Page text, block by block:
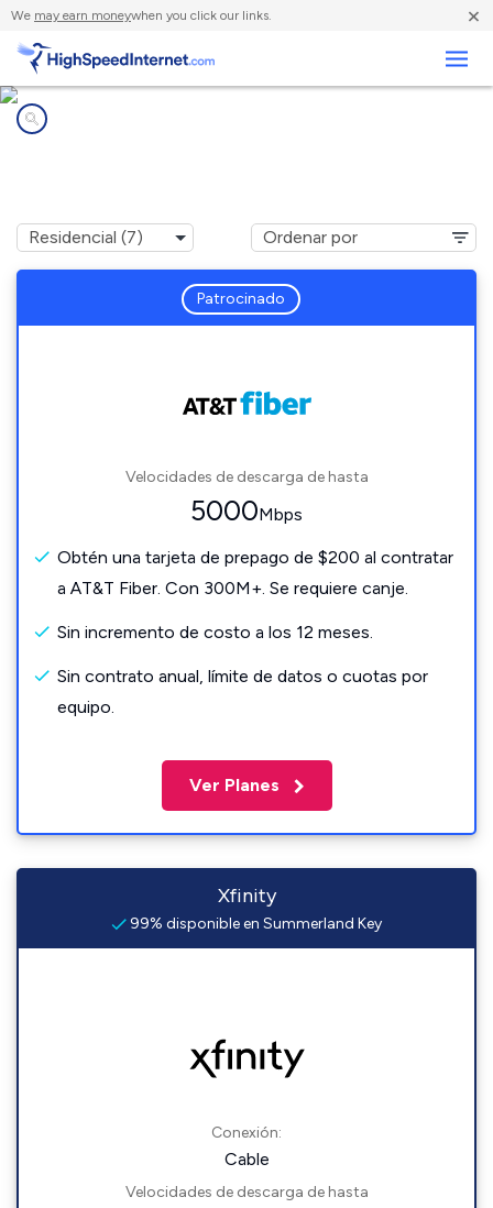
We may earn moneywhen you click our links. ×
Patrocinado
Velocidades de descarga de hasta
5000Mbps
Obtén una tarjeta de prepago de $200 al contratar
a AT&T Fiber. Con 300M+. Se requiere canje.
Sin incremento de costo a los 12 meses.
Sin contrato anual, límite de datos o cuotas por
equipo.
Ver Planes
Xfinity
99% disponible en Summerland Key
Conexión:
Cable
Velocidades de descarga de hasta